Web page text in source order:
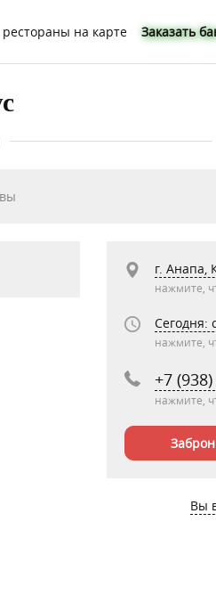
рестораны на карте Заказать
г. Анапа,
нажмите,
Сегодня:
нажмите,
+7
нажмите,
Вы